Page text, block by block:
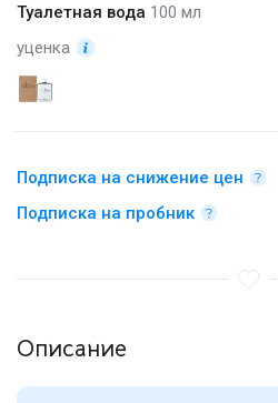
Туалетная вода 100 мл
уценка
Подписка на снижение цен
Подписка на пробник
Описание